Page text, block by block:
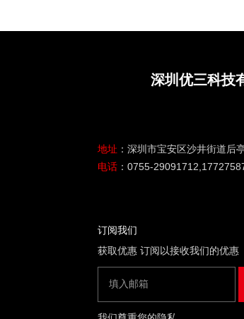
深圳优三科技
地址 ：深圳市宝安区沙井街道后
电话：0755-
订阅我们
获取优惠 订阅以接收我们的优惠